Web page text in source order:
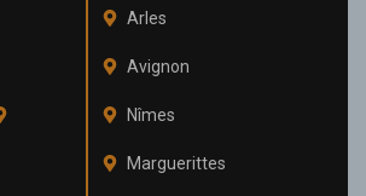
Arles
Avignon
Nîmes
Marguerittes